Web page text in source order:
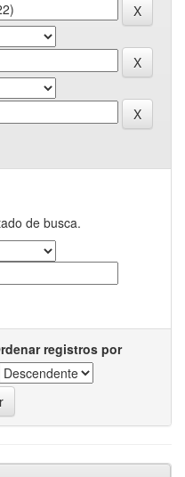
de busca.
registros por